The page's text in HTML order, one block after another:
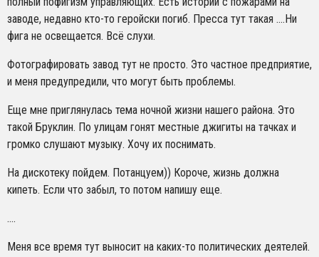
заводе, недавно кто-то геройски погиб. Пресса тут такая ….Ни
фига не освещается. Всё слухи.
Фотографировать завод тут не просто. Это частное предприятие,
и меня предупредили, что могут быть проблемы.
Еще мне приглянулась тема ночной жизни нашего района. Это
такой Бруклин. По улицам гонят местные джигиты на тачках и
громко слушают музыку. Хочу их поснимать.
На дискотеку пойдем. Потанцуем)) Короче, жизнь должна
кипеть. Если что забыл, то потом напишу еще.
….
Меня все время тут выносит на каких-то политических деятелей.